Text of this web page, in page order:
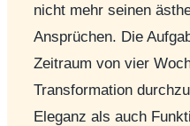
nicht mehr seinen
Ansprüchen. Die
Zeitraum von vier
Transformation
Eleganz als auch